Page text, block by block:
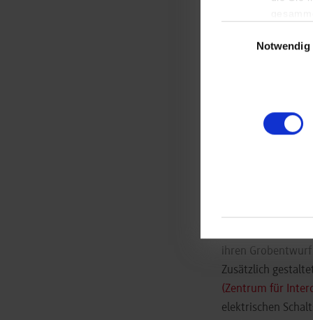
Notwendig
Neben der
ihren
Zusätzlich
(Zentrum für
elektrischen